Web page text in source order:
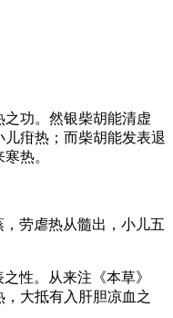
功。然银柴胡能清虚
疳热；而柴胡能发表退
热。
劳虐热从髓出，小儿五
性。从来注《本草》
大抵有入肝胆凉血之